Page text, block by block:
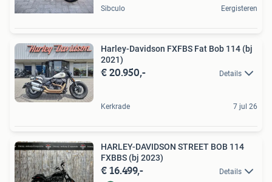
Sibculo Eergisteren
Harley-Davidson FXFBS Fat Bob 114 (bj
2021)
€ 20.950,- Details
Kerkrade 7 jul 26
HARLEY-DAVIDSON STREET BOB 114
FXBBS (bj 2023)
€ 16.499,- Details